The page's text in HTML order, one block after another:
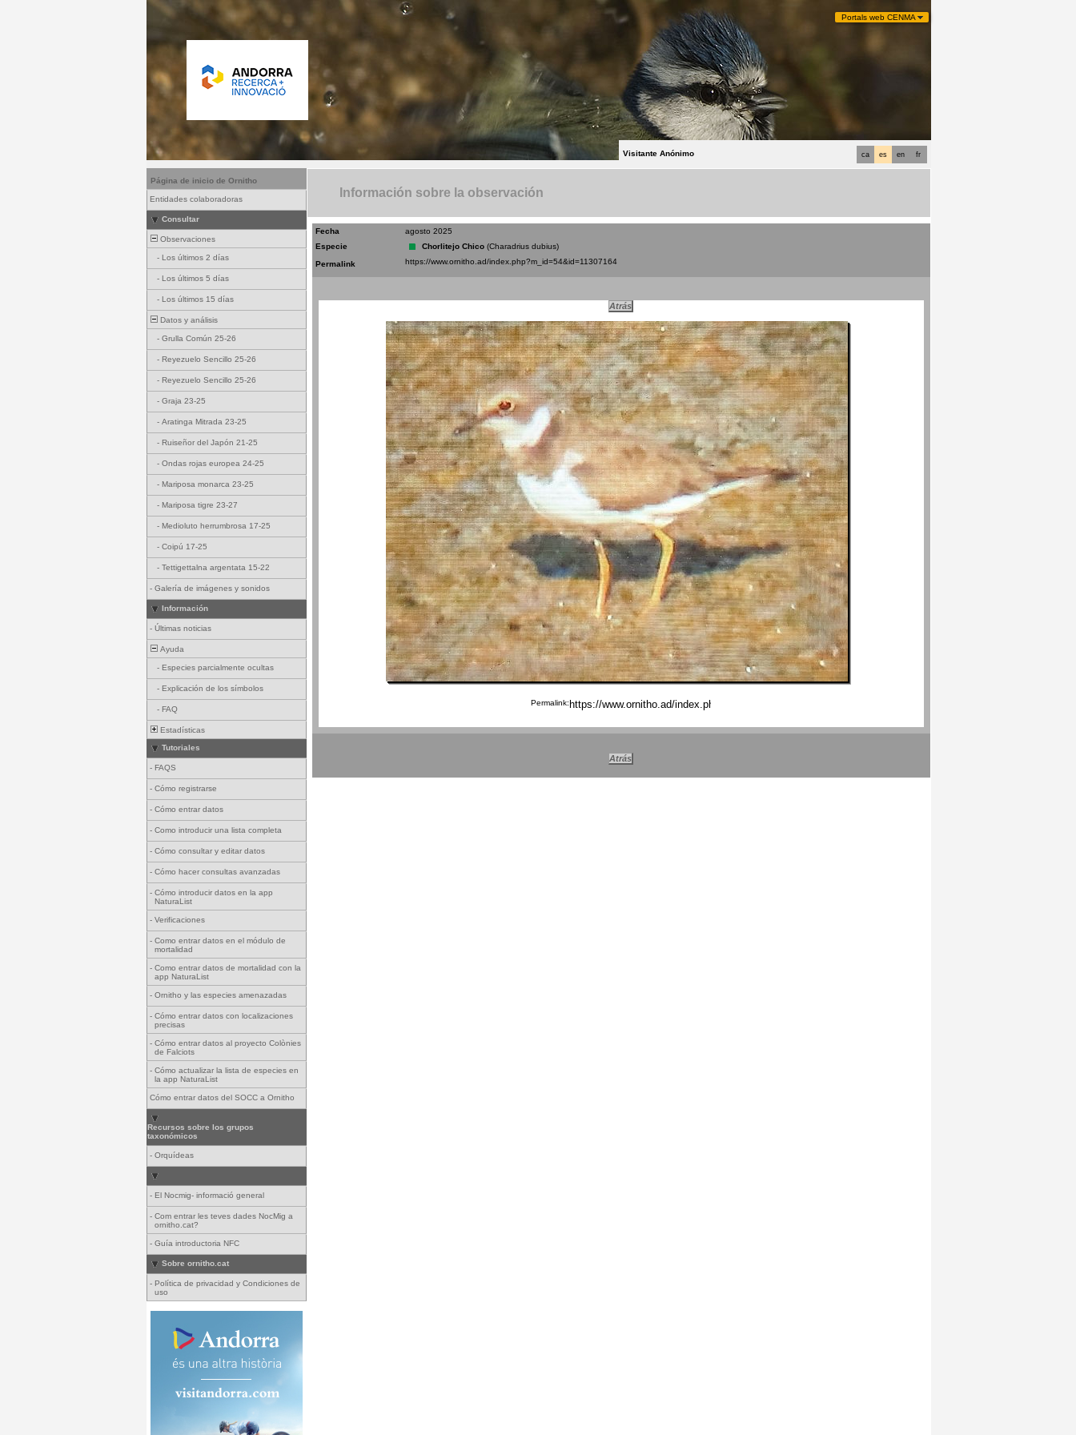
Portals web CENMA
fr
en
es
ca
Visitante Anónimo
Página de inicio de Ornitho
Entidades colaboradoras
Consultar
Observaciones
- Los últimos 2 días
- Los últimos 5 días
- Los últimos 15 días
Datos y análisis
- Grulla Común 25-26
- Reyezuelo Sencillo 25-26
- Reyezuelo Sencillo 25-26
- Graja 23-25
- Aratinga Mitrada 23-25
- Ruiseñor del Japón 21-25
- Ondas rojas europea 24-25
- Mariposa monarca 23-25
- Mariposa tigre 23-27
- Medioluto herrumbrosa 17-25
- Coipú 17-25
- Tettigettalna argentata 15-22
- Galería de imágenes y sonidos
Información
- Últimas noticias
Ayuda
- Especies parcialmente ocultas
- Explicación de los símbolos
- FAQ
Estadísticas
Tutoriales
- FAQS
- Cómo registrarse
- Cómo entrar datos
- Como introducir una lista completa
- Cómo consultar y editar datos
- Cómo hacer consultas avanzadas
- Cómo introducir datos en la app
NaturaList
- Verificaciones
- Como entrar datos en el módulo de
mortalidad
- Como entrar datos de mortalidad con la
app NaturaList
- Ornitho y las especies amenazadas
- Cómo entrar datos con localizaciones
precisas
- Cómo entrar datos al proyecto Colònies
de Falciots
- Cómo actualizar la lista de especies en
la app NaturaList
Cómo entrar datos del SOCC a Ornitho
Recursos sobre los grupos
taxonómicos
- Orquídeas
- El Nocmig- informació general
- Com entrar les teves dades NocMig a
ornitho.cat?
- Guía introductoria NFC
Sobre ornitho.cat
- Política de privacidad y Condiciones de
uso
Información sobre la observación
Fecha
agosto 2025
Especie
Chorlitejo Chico (Charadrius dubius)
Permalink
Permalink: